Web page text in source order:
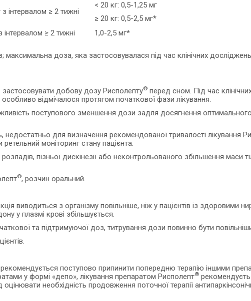
інтервалом ≥ 2 тижні
< 20 кг: 0,5-1,25 мг
≥ 20 кг: 0,5-2,5 мг*
інтервалом ≥ 2 тижні 1,0-2,5 мг*
доза, яка застосовувалася під час клінічних
застосовувати добову дозу Рисполепту® перед сном. Під час
відмічалося протягом початкової фази лікування.
поступового зменшення дози задля досягнення
недостатньо для визначення рекомендованої тривалості лікування
моніторинг стану пацієнта.
пізньої дискінезії або неконтрольованого збільшення маси
®, розчин оральний.
виводиться з організму повільніше, ніж у пацієнтів із здоровими
у плазмі крові збільшується.
та підтримуючої доз, титрування дози повинно бути
рекомендується поступово припинити попередню терапію іншими
у формі «депо», лікування препаратом Рисполепт®
необхідність продовження поточної терапії